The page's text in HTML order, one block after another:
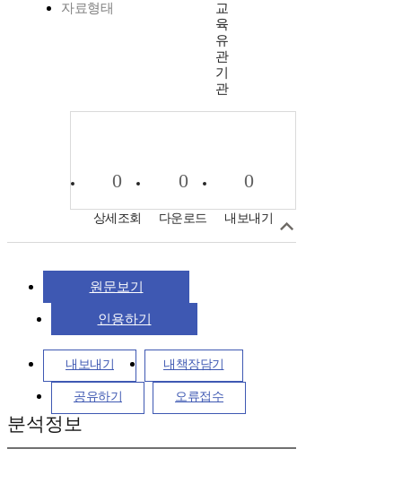
자료형태
교
육
유
관
기
관
0
상세조회
0
다운로드
0
내보내기
원문보기
인용하기
내보내기 내책장담기
공유하기 오류접수
분석정보